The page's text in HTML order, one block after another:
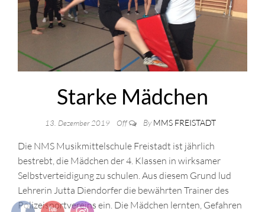
Starke Mädchen
13. Dezember 2019 Off By MMS FREISTADT
Die NMS Musikmittelschule Freistadt ist jährlich
bestrebt, die Mädchen der 4. Klassen in wirksamer
Selbstverteidigung zu schulen. Aus diesem Grund lud
Lehrerin Jutta Diendorfer die bewährten Trainer des
Polizeisportvereins ein. Die Mädchen lernten, Gefahren